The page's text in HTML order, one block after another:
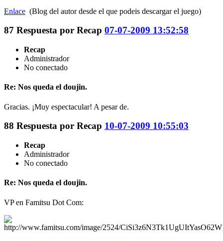
Enlace (Blog del autor desde el que podeis descargar el juego)
87 Respuesta por Recap 07-07-2009 13:52:58
Recap
Administrador
No conectado
Re: Nos queda el doujin.
Gracias. ¡Muy espectacular! A pesar de.
88 Respuesta por Recap 10-07-2009 10:55:03
Recap
Administrador
No conectado
Re: Nos queda el doujin.
VP en Famitsu Dot Com: